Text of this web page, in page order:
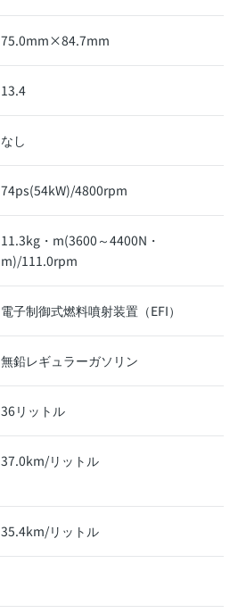
75.0mm×84.7mm
13.4
なし
74ps(54kW)/4800rpm
11.3kg・m(3600～4400N・
m)/111.0rpm
電子制御式燃料噴射装置（EFI）
無鉛レギュラーガソリン
36リットル
37.0km/リットル
35.4km/リットル